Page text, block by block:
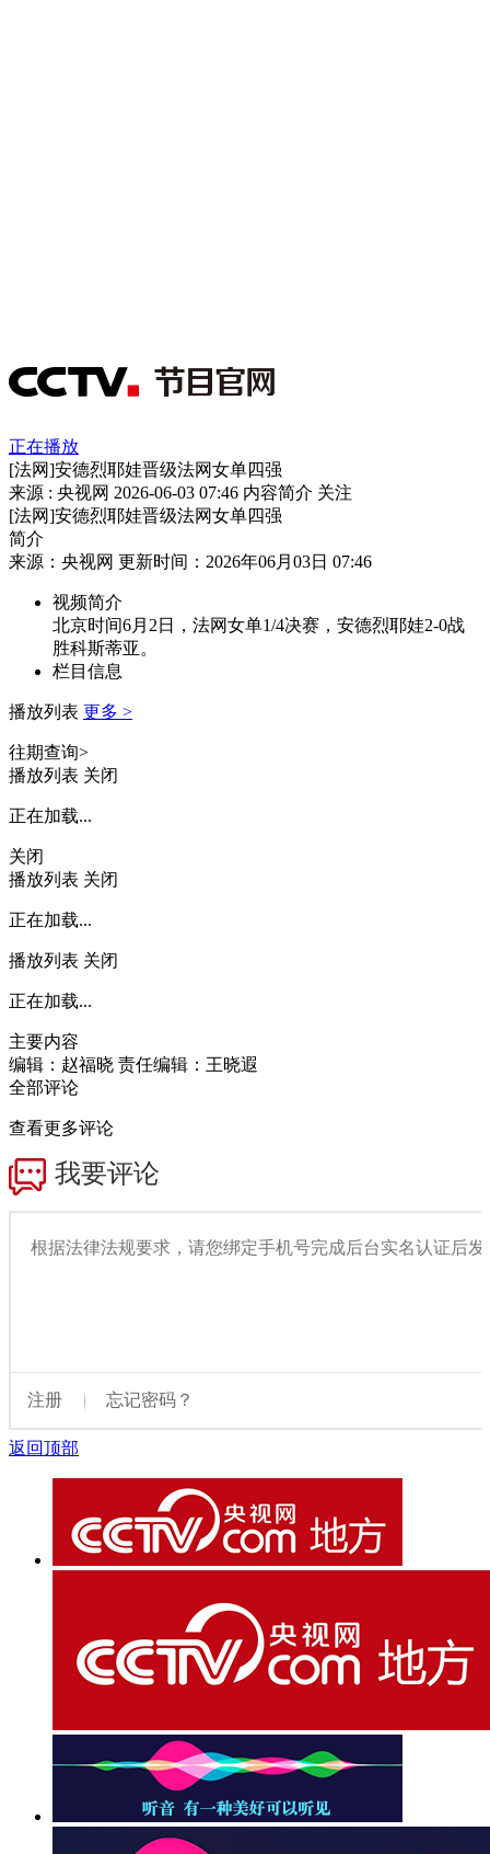
正在播放
[法网]安德烈耶娃晋级法网女单四强
来源 : 央视网 2026-06-03 07:46 内容简介 关注
[法网]安德烈耶娃晋级法网女单四强
简介
来源：央视网 更新时间：2026年06月03日 07:46
视频简介
北京时间6月2日，法网女单1/4决赛，安德烈耶娃2-0战
胜科斯蒂亚。
栏目信息
播放列表 更多 >
往期查询>
播放列表 关闭
正在加载...
关闭
播放列表 关闭
正在加载...
播放列表 关闭
正在加载...
主要内容
编辑：赵福晓 责任编辑：王晓遐
全部评论
查看更多评论
返回顶部